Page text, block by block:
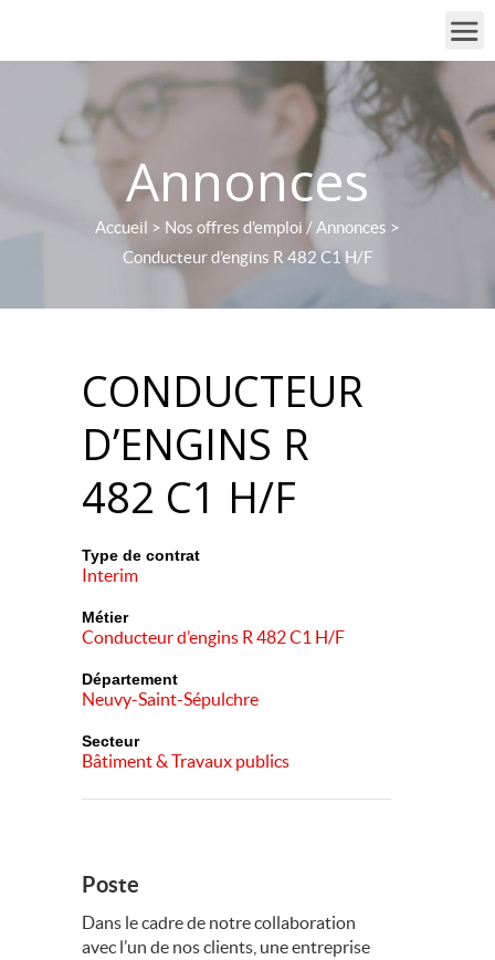
Annonces
Accueil > Nos offres d'emploi / Annonces >
Conducteur d’engins R 482 C1 H/F
CONDUCTEUR
D’ENGINS R
482 C1 H/F
Type de contrat
Interim
Métier
Conducteur d’engins R 482 C1 H/F
Département
Neuvy-Saint-Sépulchre
Secteur
Bâtiment & Travaux publics
Poste
Dans le cadre de notre collaboration
avec l’un de nos clients, une entreprise